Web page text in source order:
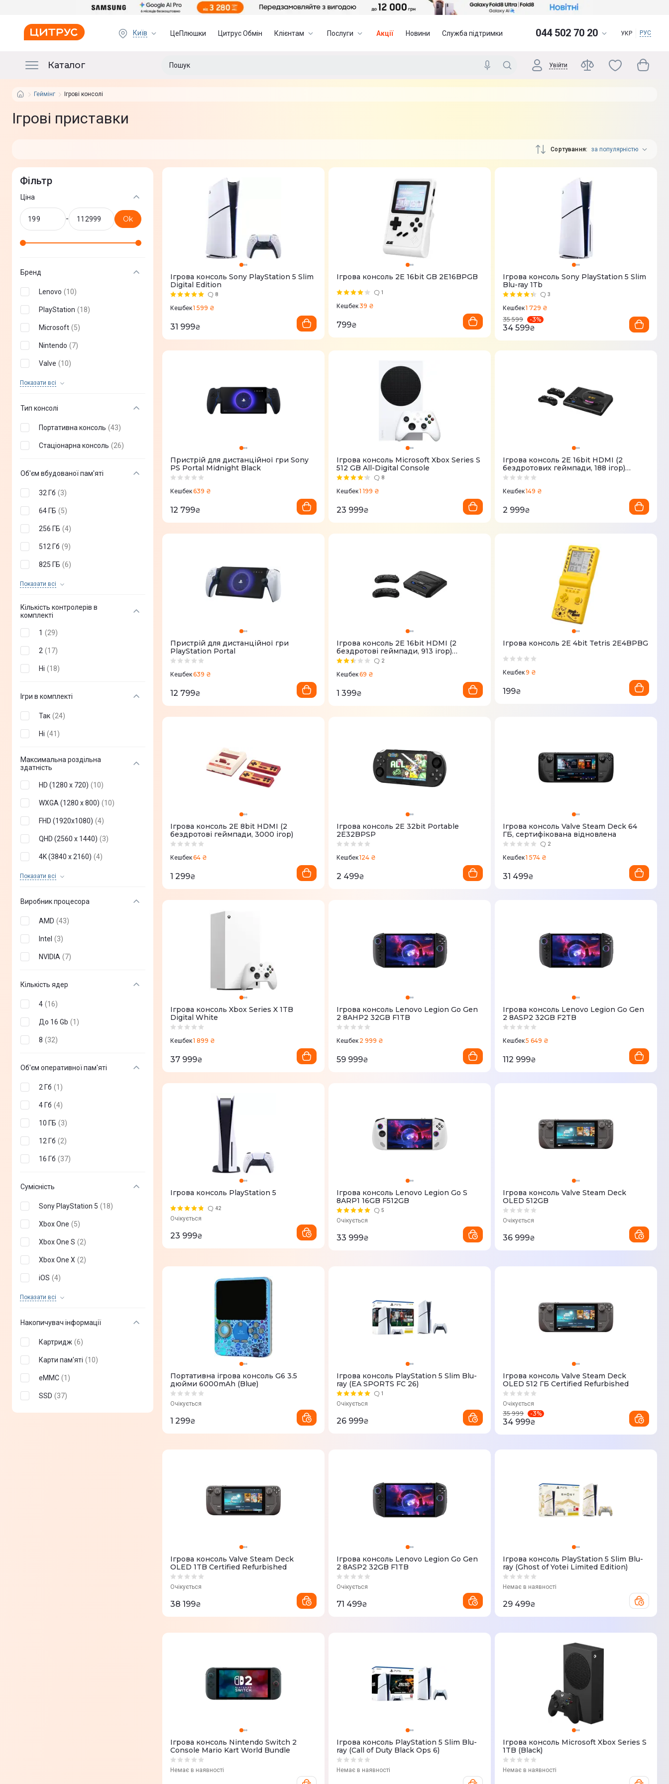
Київ ЦеПлюшки Цитрус Обмін Клієнтам Послуги Акції Новини Служба підтримки 044 502 70 20 УКР РУС
Каталог Увійти
Геймінг Ігрові консолі
Ігрові приставки
Сортування за популярністю
Фільтр
Ціна
- Ok
Бренд
Lenovo (10)
PlayStation (18)
Microsoft (5)
Nintendo (7)
Valve (10)
Показати всi
Asus 2)
Тип консолі
Портативна консоль (43)
Стаціонарна консоль (26)
Об'єм вбудованої пам'яті
32 Гб (3)
64 ГБ (5)
256 ГБ (4)
512 Гб (9)
825 ГБ (6)
Показати всi
1 Тб ( 23
Кількість контролерів в
комплекті
1 (29)
2 (17)
Ні (18)
Ігри в комплекті
Так (24)
Ні (41 )
Максимальна роздільна
здатність
HD (1280 x 720) (10)
WXGA (1280 x 800) (10)
FHD (1920x1080) (4)
QHD (2560 x 1440) (3)
4K (3840 x 2160) (4)
Показати всi8К (7680 х 4320)
Виробник процесора
AMD (43)
Intel (3)
NVIDIA (7)
Кількість ядер
4 (16)
До 16 Gb (1 )
8 (32)
Об'єм оперативної пам'яті
2 Гб (1 )
4 Гб (4)
10 ГБ (3)
12 Гб (2)
16 Гб (37)
Сумісність
Sony PlayStation 5 (18)
Xbox One (5)
Xbox One S (2)
Xbox One X (2)
iOS (4)
Показати всiXbox Series S
Накопичувач інформації
Картридж (6)
Карти пам'яті (10)
eMMC (1 )
SSD (37)
Ігрова консоль Sony PlayStation 5 Slim
Digital Edition
8
Кешбек1 599 ₴
31 999₴
Ігрова консоль 2Е 16bit GB 2E16BPGB
1
Кешбек39 ₴
799₴
Ігрова консоль Sony PlayStation 5 Slim
Blu-ray 1Тb
3
Кешбек1 729 ₴
35 599
-3%
34 599₴
Пристрій для дистанційної гри Sony
PS Portal Midnight Black
Кешбек639 ₴
12 799₴
Ігрова консоль Microsoft Xbox Series S
512 GB All-Digital Console
8
Кешбек1 199 ₴
23 999₴
Ігрова консоль 2Е 16bit HDMI (2
бездротових геймпади, 188 ігор)
2E16BHDWS188
Кешбек149 ₴
2 999₴
Пристрій для дистанційної гри
PlayStation Portal
Кешбек639 ₴
12 799₴
Ігрова консоль 2Е 16bit HDMI (2
бездротові геймпади, 913 ігор)
2E16BHDWS913
2
Кешбек69 ₴
1 399₴
Ігрова консоль 2Е 4bit Tetris 2E4BPBG
Кешбек9 ₴
199₴
Ігрова консоль 2Е 8bit HDMI (2
бездротові геймпади, 3000 ігор)
Кешбек64 ₴
1 299₴
Ігрова консоль 2Е 32bit Portable
2E32BPSP
Кешбек124 ₴
2 499₴
Ігрова консоль Valve Steam Deck 64
ГБ, сертифікована відновлена
2
Кешбек1 574 ₴
31 499₴
Ігрова консоль Xbox Series X 1TB
Digital White
Кешбек1 899 ₴
37 999₴
Ігрова консоль Lenovo Legion Go Gen
2 8AHP2 32GB F1TB
Кешбек 2 999 ₴
59 999₴
Ігрова консоль Lenovo Legion Go Gen
2 8ASP2 32GB F2TB
Кешбек5 649 ₴
112 999₴
Ігрова консоль PlayStation 5
42
Очікується
23 999₴
Ігрова консоль Lenovo Legion Go S
8ARP1 16GB F512GB
5
Очікується
33 999₴
Ігрова консоль Valve Steam Deck
OLED 512GB
Очікується
36 999₴
Портативна ігрова консоль G6 3.5
дюйми 6000mAh (Blue)
Очікується
1 299₴
Ігрова консоль PlayStation 5 Slim Blu-
ray (EA SPORTS FC 26)
1
Очікується
26 999₴
Ігрова консоль Valve Steam Deck
OLED 512 ГБ Certified Refurbished
Очікується
35 999 -3%
34 999₴
Ігрова консоль Valve Steam Deck
OLED 1TB Certified Refurbished
Очікується
38 199₴
Ігрова консоль Lenovo Legion Go Gen
2 8ASP2 32GB F1TB
Очікується
71 499₴
Ігрова консоль PlayStation 5 Slim Blu-
ray (Ghost of Yotei Limited Edition)
Немає в наявності
29 499₴
Ігрова консоль Nintendo Switch 2
Console Mario Kart World Bundle
Немає в наявності
Ігрова консоль PlayStation 5 Slim Blu-
ray (Call of Duty Black Ops 6)
Немає в наявності
Ігрова консоль Microsoft Xbox Series S
1TB (Black)
Немає в наявності